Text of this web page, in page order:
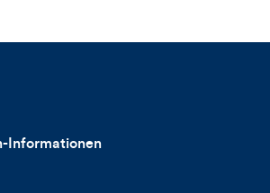
Informationen